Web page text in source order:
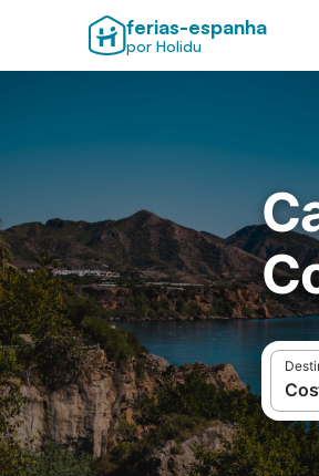
ferias-espanha
por Holidu